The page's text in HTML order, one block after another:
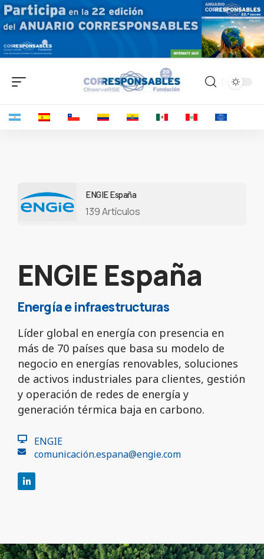
ENGIE España
139 Artículos
ENGIE España
Energía e infraestructuras
Líder global en energía con presencia en
más de 70 países que basa su modelo de
negocio en energías renovables, soluciones
de activos industriales para clientes, gestión
y operación de redes de energía y
generación térmica baja en carbono.
ENGIE
comunicación.espana@engie.com